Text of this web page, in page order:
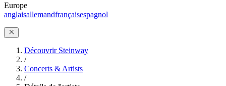
Europe
anglaisallemandfrançaisespagnol
Découvrir Steinway
/
Concerts & Artists
/